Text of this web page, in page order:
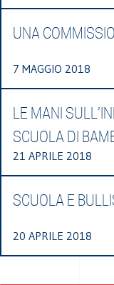
UNA
7 MAGGIO 2018
LE MANI
SCUOLA DI
21 APRILE 2018
SCUOLA E
20 APRILE 2018